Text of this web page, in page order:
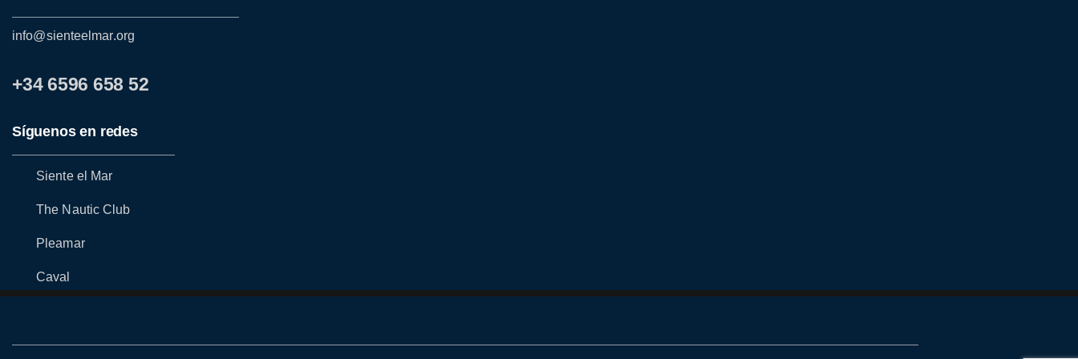
info@sienteelmar.org
+34 6596 658 52
Síguenos en redes
Siente el Mar
The Nautic Club
Pleamar
Caval